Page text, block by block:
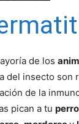
de los
del insecto son
de la
pican a tu perro